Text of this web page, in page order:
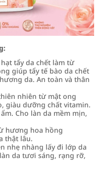
tẩy da chết làm từ
giúp tẩy tế bào da chết
da. An toàn và thân
nhiên từ mật ong
giàu dưỡng chất vitamin.
Cho làn da mềm mịn,
hương hoa hồng
thật lâu.
nhẹ nhàng lấy đi lớp da
da tươi sáng, rạng rỡ,